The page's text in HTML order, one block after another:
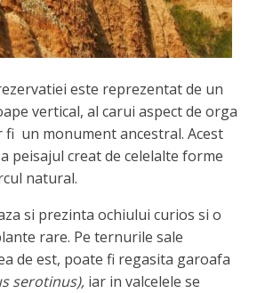
este reprezentat de un
vertical, al carui aspect de orga
fi un monument ancestral. Acest
peisajul creat de celelalte forme
natural.
si prezinta ochiului curios si o
rare. Pe ternurile sale
de est, poate fi regasita garoafa
serotinus), iar in valcelele se